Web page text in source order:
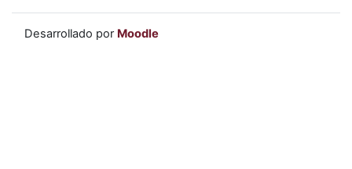
Desarrollado por Moodle